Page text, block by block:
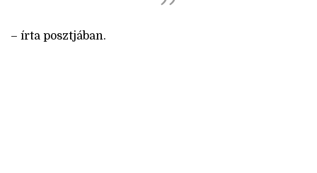
– írta posztjában.